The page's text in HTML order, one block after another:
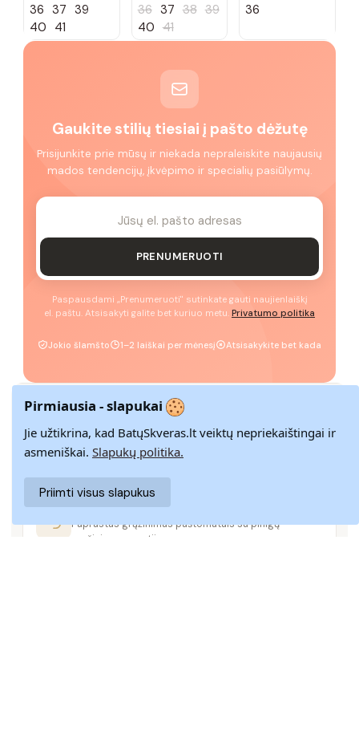
baltos spalvos
36 37 39
40 41
36 37 38 39
40 41
36
Gaukite stilių tiesiai į pašto dėžutę
Prisijunkite prie mūsų ir niekada nepraleiskite naujausių
mados tendencijų, įkvėpimo ir specialių pasiūlymų.
PRENUMERUOTI
Paspausdami „Prenumeruoti" sutinkate gauti naujienlaiškį
el. paštu. Atsisakyti galite bet kuriuo metu. Privatumo politika
Jokio šlamšto 1–2 laiškai per mėnesį Atsisakykite bet kada
GREITAS PRISTATYMAS
Pristatome visoje Lietuvoje per 3–9 d. d.
14 DIENŲ GRĄŽINIMAS
Paprastas grąžinimas paštomatais su pinigų
grąžinimo garantija
Pirmiausia - slapukai
Jie užtikrina, kad BatųSkveras.lt veiktų nepriekaištingai ir
asmeniškai. Slapukų politika.
Priimti visus slapukus